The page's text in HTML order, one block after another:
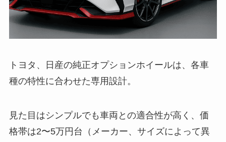
トヨタ、日産の純正オプションホイールは、各車
種の特性に合わせた専用設計。
見た目はシンプルでも車両との適合性が高く、価
格帯は2〜5万円台（メーカー、サイズによって異